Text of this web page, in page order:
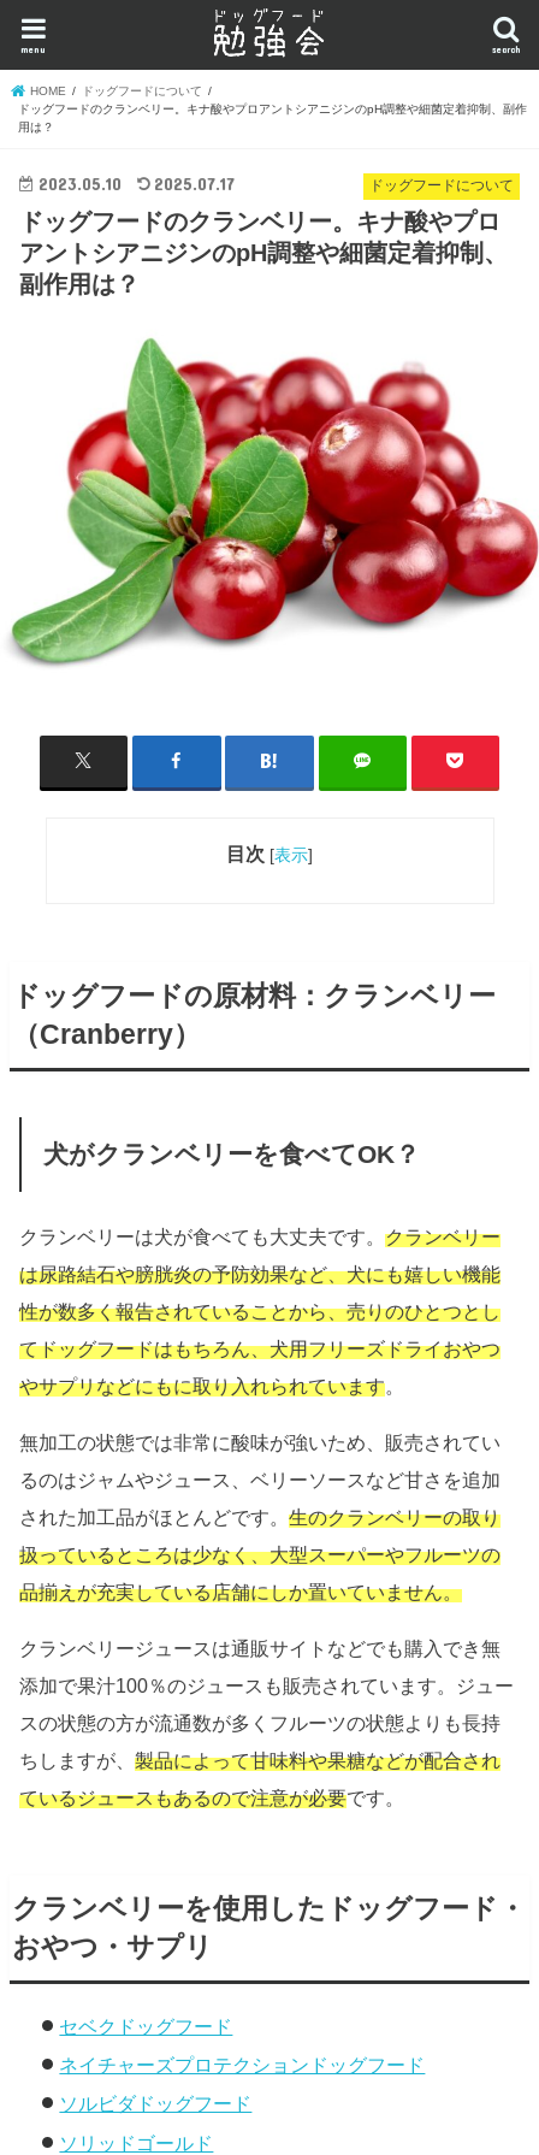
search
menu
HOME
ドッグフードについて
ドッグフードのクランベリー。キナ酸やプロアントシアニジンのpH調整や細菌定着抑制、副作
用は？
ドッグフードについて
2023.05.10 2025.07.17
ドッグフードのクランベリー。キナ酸やプロ
アントシアニジンのpH調整や細菌定着抑制、
副作用は？
目次 [表示]
ドッグフードの原材料：クランベリー
（Cranberry）
犬がクランベリーを食べてOK？
クランベリーは犬が食べても大丈夫です。クランベリー
は尿路結石や膀胱炎の予防効果など、犬にも嬉しい機能
性が数多く報告されていることから、売りのひとつとし
てドッグフードはもちろん、犬用フリーズドライおやつ
やサプリなどにもに取り入れられています
無加工の状態では非常に酸味が強いため、販売されてい
るのはジャムやジュース、ベリーソースなど甘さを追加
された加工品がほとんどです。生のクランベリーの取り
扱っているところは少なく、大型スーパーやフルーツの
品揃えが充実している店舗にしか置いていません。
クランベリージュースは通販サイトなどでも購入でき無
添加で果汁100％のジュースも販売されています。ジュー
スの状態の方が流通数が多くフルーツの状態よりも長持
ちしますが、製品によって甘味料や果糖などが配合され
ているジュースもあるので注意が必要です。
クランベリーを使用したドッグフード・
おやつ・サプリ
セベクドッグフード
ネイチャーズプロテクションドッグフード
ソルビダドッグフード
ソリッドゴールド